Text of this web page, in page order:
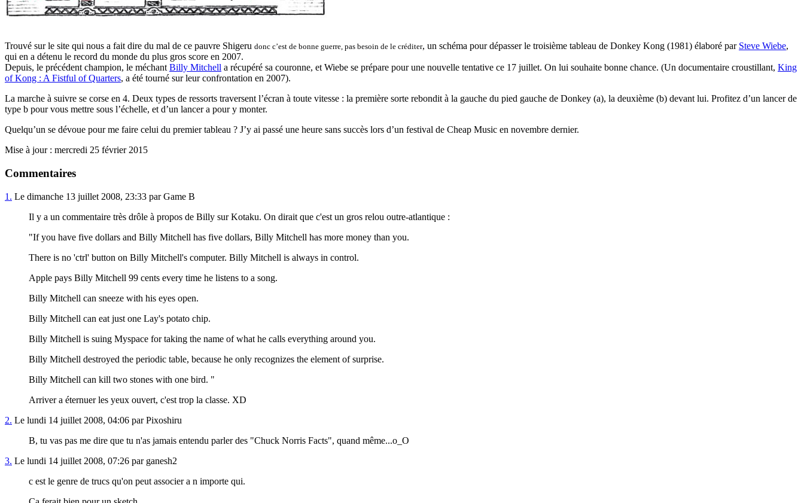
Trouvé sur le site qui nous a fait dire du mal de ce pauvre Shigeru donc c’est de bonne guerre, pas besoin de le créditer, un schéma pour dépasser le troisième tableau de Donkey Kong (1981) élaboré par Steve Wiebe,
qui en a détenu le record du monde du plus gros score en 2007.
Depuis, le précédent champion, le méchant Billy Mitchell a récupéré sa couronne, et Wiebe se prépare pour une nouvelle tentative ce 17 juillet. On lui souhaite bonne chance. (Un documentaire croustillant, King
of Kong : A Fistful of Quarters, a été tourné sur leur confrontation en 2007).
La marche à suivre se corse en 4. Deux types de ressorts traversent l’écran à toute vitesse : la première sorte rebondit à la gauche du pied gauche de Donkey (a), la deuxième (b) devant lui. Profitez d’un lancer de
type b pour vous mettre sous l’échelle, et d’un lancer a pour y monter.
Quelqu’un se dévoue pour me faire celui du premier tableau ? J’y ai passé une heure sans succès lors d’un festival de Cheap Music en novembre dernier.
Mise à jour : mercredi 25 février 2015
Commentaires
1. Le dimanche 13 juillet 2008, 23:33 par Game B
Il y a un commentaire très drôle à propos de Billy sur Kotaku. On dirait que c'est un gros relou outre-atlantique :
"If you have five dollars and Billy Mitchell has five dollars, Billy Mitchell has more money than you.
There is no 'ctrl' button on Billy Mitchell's computer. Billy Mitchell is always in control.
Apple pays Billy Mitchell 99 cents every time he listens to a song.
Billy Mitchell can sneeze with his eyes open.
Billy Mitchell can eat just one Lay's potato chip.
Billy Mitchell is suing Myspace for taking the name of what he calls everything around you.
Billy Mitchell destroyed the periodic table, because he only recognizes the element of surprise.
Billy Mitchell can kill two stones with one bird. "
Arriver a éternuer les yeux ouvert, c'est trop la classe. XD
2. Le lundi 14 juillet 2008, 04:06 par Pixoshiru
B, tu vas pas me dire que tu n'as jamais entendu parler des "Chuck Norris Facts", quand même...o_O
3. Le lundi 14 juillet 2008, 07:26 par ganesh2
c est le genre de trucs qu'on peut associer a n importe qui.